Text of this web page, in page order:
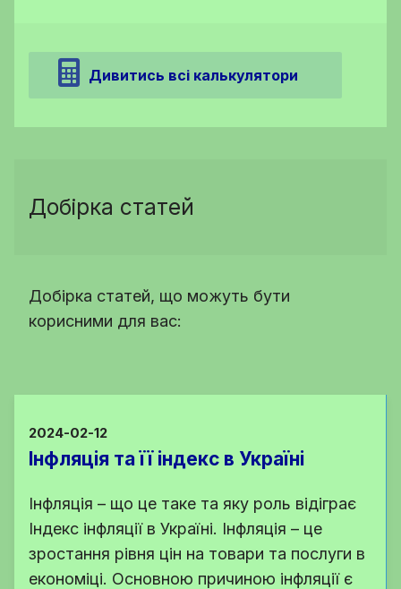
Дивитись всі калькулятори
Добірка статей
Добірка статей, що можуть бути
корисними для вас:
2024-02-12
Інфляція та її індекс в Україні
Інфляція – що це таке та яку роль відіграє
Індекс інфляції в Україні. Інфляція – це
зростання рівня цін на товари та послуги в
економіці. Основною причиною інфляції є